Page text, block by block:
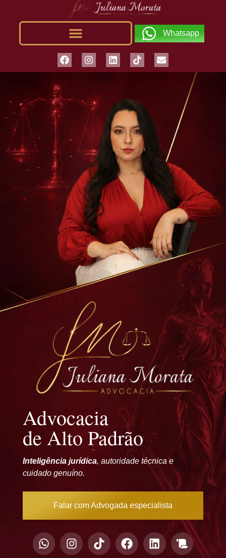
Whatsapp
Advocacia
de Alto Padrão
Inteligência jurídica, autoridade técnica e
cuidado genuíno.
Falar com Advogada especialista